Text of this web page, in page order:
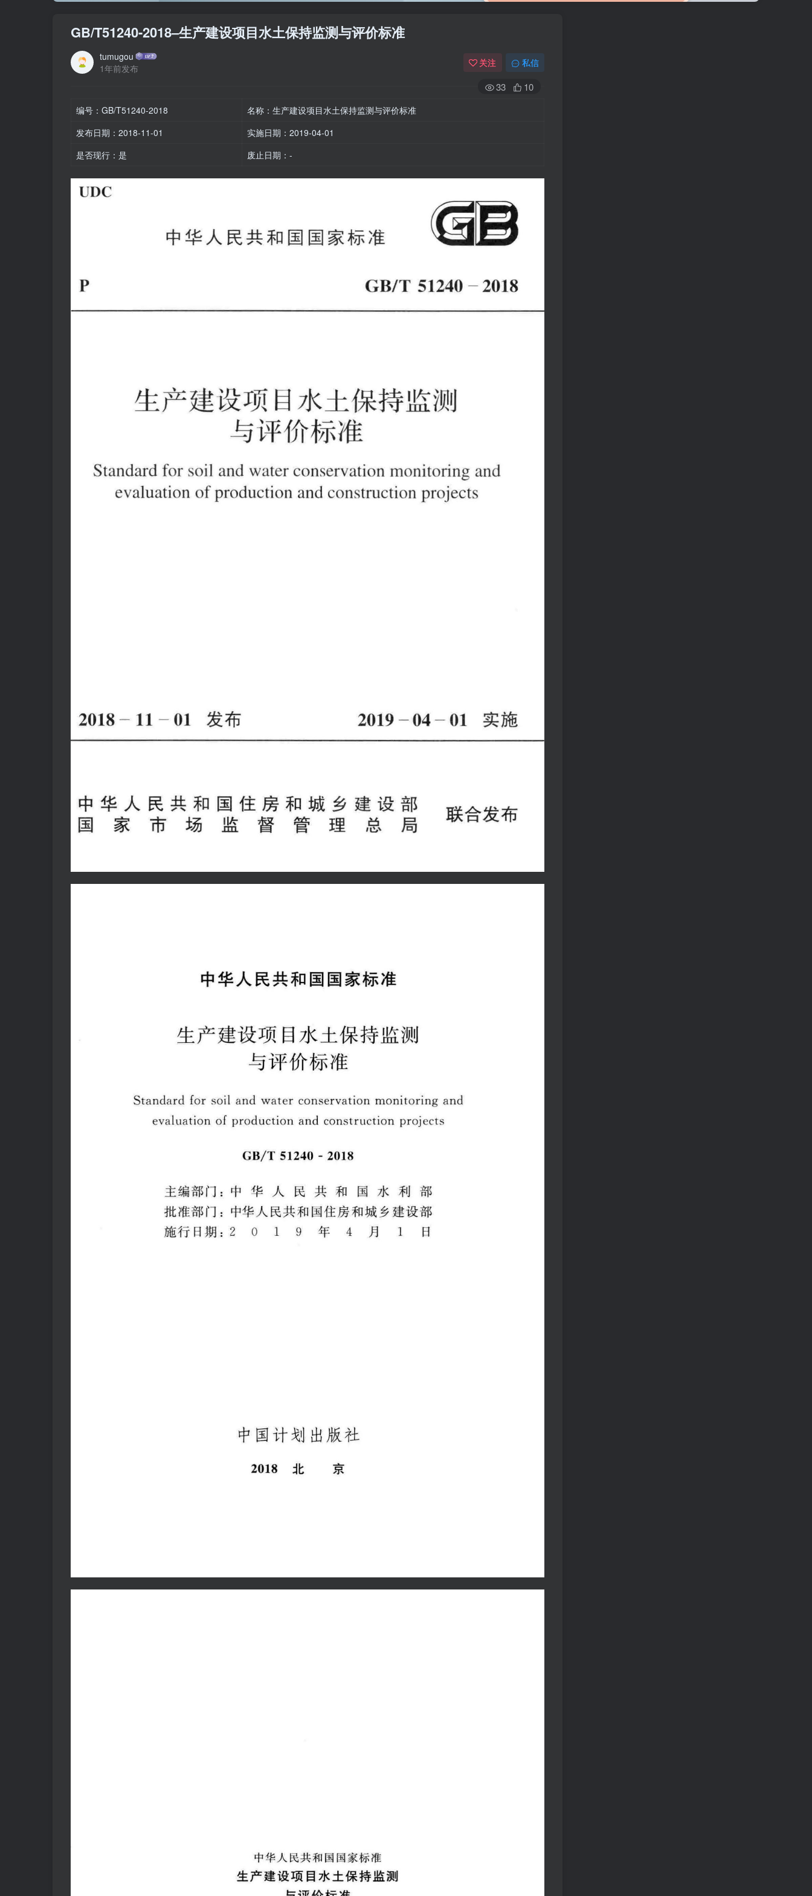
GB/T51240-2018–生产建设项目水土保持监测与评价标准
tumugou
1年前发布
关注 私信
33 10
编号：GB/T51240-2018
名称：生产建设项目水土保持监测与评价标准
发布日期：2018-11-01
实施日期：2019-04-01
是否现行：是
废止日期：-